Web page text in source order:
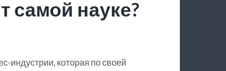
самой науке?
индустрии, которая по своей